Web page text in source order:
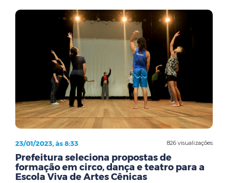
826 visualizações
23/01/2023, às 8:33
Prefeitura seleciona propostas de
formação em circo, dança e teatro para a
Escola Viva de Artes Cênicas